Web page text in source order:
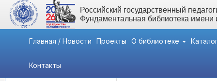
Российский государственный
Фундаментальная библиотека
Главная / Новости Проекты О библиотеке
Контакты
Быстрый доступ